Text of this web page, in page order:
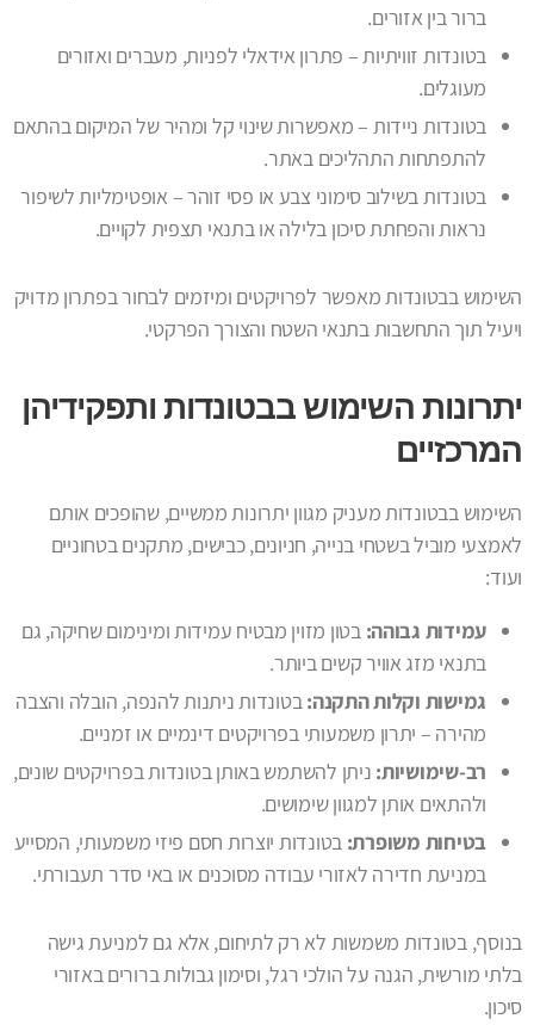
ברור בין אזורים.
בטונדות זוויתיות – פתרון אידאלי לפניות, מעברים ואזורים
מעוגלים.
בטונדות ניידות – מאפשרות שינוי קל ומהיר של המיקום בהתאם
להתפתחות התהליכים באתר.
בטונדות בשילוב סימוני צבע או פסי זוהר – אופטימליות לשיפור
נראות והפחתת סיכון בלילה או בתנאי תצפית לקויים.
השימוש בבטונדות מאפשר לפרויקטים ומיזמים לבחור בפתרון מדויק
ויעיל תוך התחשבות בתנאי השטח והצורך הפרקטי.
יתרונות השימוש בבטונדות ותפקידיהן
המרכזיים
השימוש בבטונדות מעניק מגוון יתרונות ממשיים, שהופכים אותם
לאמצעי מוביל בשטחי בנייה, חניונים, כבישים, מתקנים בטחוניים
ועוד:
עמידות גבוהה: בטון מזוין מבטיח עמידות ומינימום שחיקה, גם
בתנאי מזג אוויר קשים ביותר.
גמישות וקלות התקנה:בטונדות ניתנות להנפה, הובלה והצבה
מהירה – יתרון משמעותי בפרויקטים דינמיים או זמניים.
רב-שימושיות: ניתן להשתמש באותן בטונדות בפרויקטים שונים,
ולהתאים אותן למגוון שימושים.
בטיחות משופרת: בטונדות יוצרות חסם פיזי משמעותי, המסייע
במניעת חדירה לאזורי עבודה מסוכנים או באי סדר תעבורתי.
בנוסף, בטונדות משמשות לא רק לתיחום, אלא גם למניעת גישה
בלתי מורשית, הגנה על הולכי רגל, וסימון גבולות ברורים באזורי
סיכון.